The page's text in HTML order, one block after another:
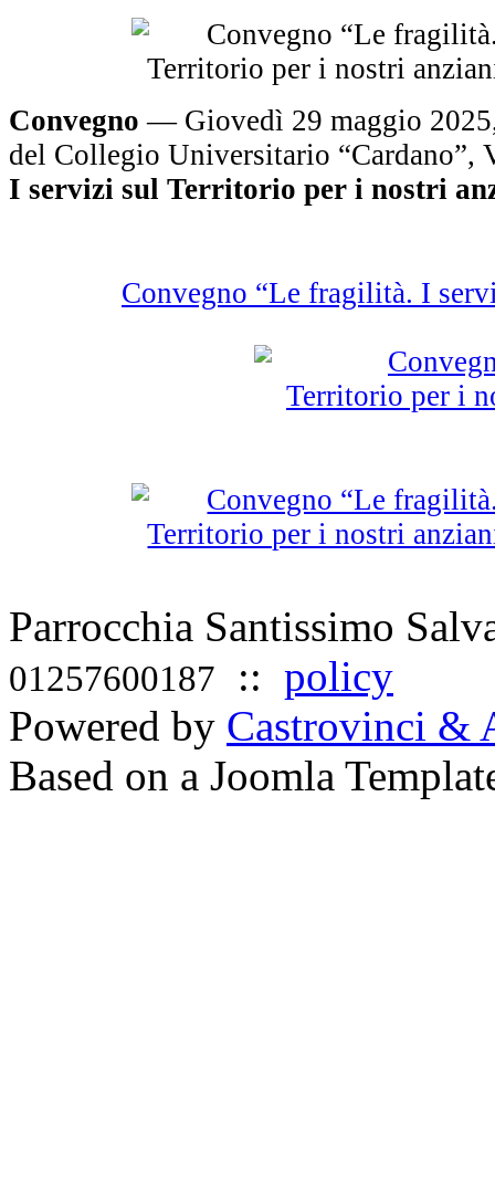
Convegno — Giovedì 29 maggio
del Collegio Universitario “Cardano”,
I servizi sul Territorio per i nostri
Convegno “Le fragilità. I
Parrocchia Santissimo
01257600187 :: policy
Powered by Castrovinci &
Based on a Joomla